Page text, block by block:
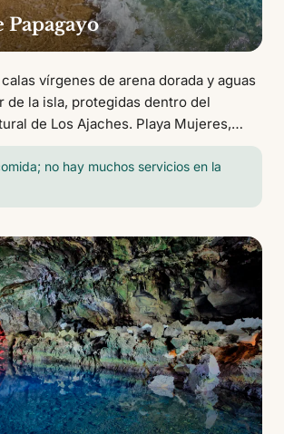
Papagayo
vírgenes de arena dorada y aguas
de la isla, protegidas dentro del
de Los Ajaches. Playa Mujeres,
y Playa de Papagayo son las más
tranquilas ideales para snorkel.
no hay muchos servicios en la